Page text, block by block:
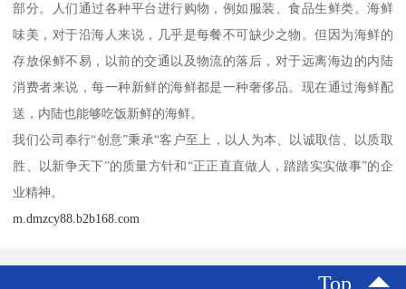
部分。人们通过各种平台进行购物，例如服装、食品生鲜类。海鲜
味美，对于沿海人来说，几乎是每餐不可缺少之物。但因为海鲜的
存放保鲜不易，以前的交通以及物流的落后，对于远离海边的内陆
消费者来说，每一种新鲜的海鲜都是一种奢侈品。现在通过海鲜配
送，内陆也能够吃饭新鲜的海鲜。
我们公司奉行“创意”秉承“客户至上，以人为本、以诚取信、以质取
胜、以新争天下”的质量方针和“正正直直做人，踏踏实实做事”的企
业精神。
m.dmzcy88.b2b168.com
Top